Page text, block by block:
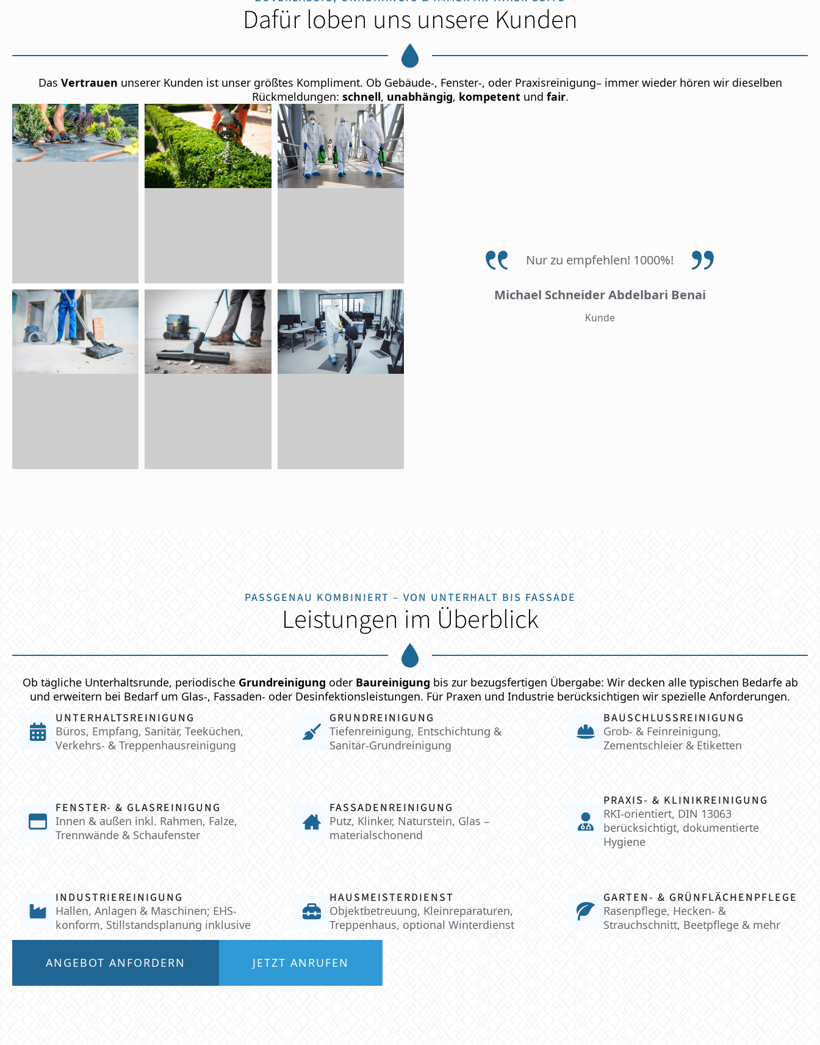
Dafür loben uns unsere Kunden
Das Vertrauen unserer Kunden ist unser größtes Kompliment. Ob Gebäude-, Fenster-, oder Praxisreinigung– immer wieder hören wir dieselben
Rückmeldungen: schnell, unabhängig, kompetentund fair.
Nur zu empfehlen! 1000%!
Michael Schneider Abdelbari Benai
Kunde
PASSGENAU KOMBINIERT – VON UNTERHALT BIS FASSADE
Leistungen im Überblick
Ob tägliche Unterhaltsrunde, periodische Grundreinigung oder Baureinigung bis zur bezugsfertigen Übergabe: Wir decken alle typischen Bedarfe ab
und erweitern bei Bedarf um Glas-, Fassaden- oder Desinfektionsleistungen. Für Praxen und Industrie berücksichtigen wir spezielle Anforderungen.
UNTERHALTSREINIGUNG
Büros, Empfang, Sanitär, Teeküchen,
Verkehrs- & Treppenhausreinigung
GRUNDREINIGUNG
Tiefenreinigung, Entschichtung &
Sanitär-Grundreinigung
BAUSCHLUSSREINIGUNG
Grob- & Feinreinigung,
Zementschleier & Etiketten
FENSTER- & GLASREINIGUNG
Innen & außen inkl. Rahmen, Falze,
Trennwände & Schaufenster
FASSADENREINIGUNG
Putz, Klinker, Naturstein, Glas –
materialschonend
PRAXIS- & KLINIKREINIGUNG
RKI-orientiert, DIN 13063
berücksichtigt, dokumentierte
Hygiene
INDUSTRIEREINIGUNG
Hallen, Anlagen & Maschinen; EHS-
konform, Stillstandsplanung inklusive
HAUSMEISTERDIENST
Objektbetreuung, Kleinreparaturen,
Treppenhaus, optional Winterdienst
GARTEN- & GRÜNFLÄCHENPFLEGE
Rasenpflege, Hecken- &
Strauchschnitt, Beetpflege & mehr
ANGEBOT ANFORDERN JETZT ANRUFEN